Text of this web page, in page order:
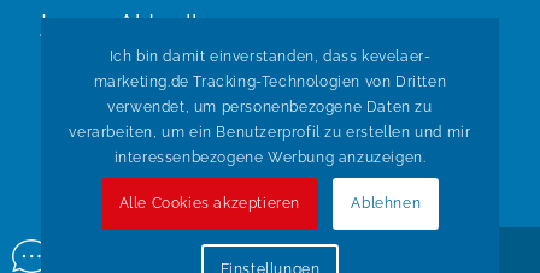
Immer Aktuell.
© Copyright Kevelaer Marketing. Realisiert durch
Ich bin damit einverstanden, dass kevelaer-
marketing.de Tracking-Technologien von Dritten
verwendet, um personenbezogene Daten zu
verarbeiten, um ein Benutzerprofil zu erstellen und mir
interessenbezogene Werbung anzuzeigen.
Alle Cookies akzeptieren Ablehnen
Einstellungen